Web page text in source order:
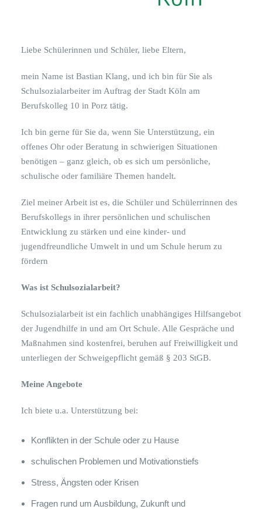
Liebe Schülerinnen und Schüler, liebe Eltern,
mein Name ist Bastian Klang, und ich bin für Sie als
Schulsozialarbeiter im Auftrag der Stadt Köln am
Berufskolleg 10 in Porz tätig.
Ich bin gerne für Sie da, wenn Sie Unterstützung, ein
offenes Ohr oder Beratung in schwierigen Situationen
benötigen – ganz gleich, ob es sich um persönliche,
schulische oder familiäre Themen handelt.
Ziel meiner Arbeit ist es, die Schüler und Schülerrinnen des
Berufskollegs in ihrer persönlichen und schulischen
Entwicklung zu stärken und eine kinder- und
jugendfreundliche Umwelt in und um Schule herum zu
fördern
Was ist Schulsozialarbeit?
Schulsozialarbeit ist ein fachlich unabhängiges Hilfsangebot
der Jugendhilfe in und am Ort Schule. Alle Gespräche und
Maßnahmen sind kostenfrei, beruhen auf Freiwilligkeit und
unterliegen der Schweigepflicht gemäß § 203 StGB.
Meine Angebote
Ich biete u.a. Unterstützung bei:
Konflikten in der Schule oder zu Hause
schulischen Problemen und Motivationstiefs
Stress, Ängsten oder Krisen
Fragen rund um Ausbildung, Zukunft und